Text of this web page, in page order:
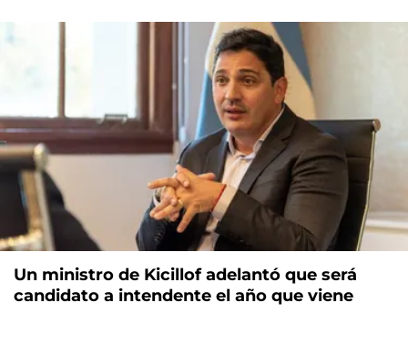
Un ministro de Kicillof adelantó que será
candidato a intendente el año que viene